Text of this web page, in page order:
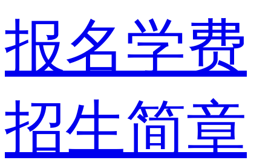
报名学费
招生简章